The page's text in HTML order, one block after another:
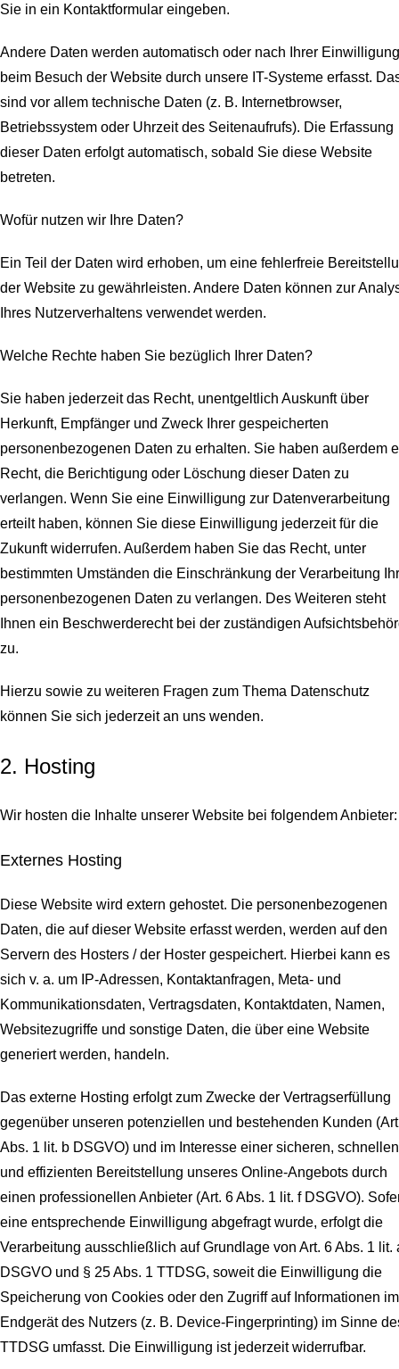
Sie in ein Kontaktformular eingeben.
Andere Daten werden automatisch oder nach Ihrer Einwilligung
beim Besuch der Website durch unsere IT-Systeme erfasst.
sind vor allem technische Daten (z. B. Internetbrowser,
Betriebssystem oder Uhrzeit des Seitenaufrufs). Die Erfassung
dieser Daten erfolgt automatisch, sobald Sie diese Website
betreten.
Wofür nutzen wir Ihre Daten?
Ein Teil der Daten wird erhoben, um eine fehlerfreie
der Website zu gewährleisten. Andere Daten können zur
Ihres Nutzerverhaltens verwendet werden.
Welche Rechte haben Sie bezüglich Ihrer Daten?
Sie haben jederzeit das Recht, unentgeltlich Auskunft über
Herkunft, Empfänger und Zweck Ihrer gespeicherten
personenbezogenen Daten zu erhalten. Sie haben außerdem
Recht, die Berichtigung oder Löschung dieser Daten zu
verlangen. Wenn Sie eine Einwilligung zur Datenverarbeitung
erteilt haben, können Sie diese Einwilligung jederzeit für die
Zukunft widerrufen. Außerdem haben Sie das Recht, unter
bestimmten Umständen die Einschränkung der Verarbeitung
personenbezogenen Daten zu verlangen. Des Weiteren steht
Ihnen ein Beschwerderecht bei der zuständigen
zu.
Hierzu sowie zu weiteren Fragen zum Thema Datenschutz
können Sie sich jederzeit an uns wenden.
2. Hosting
Wir hosten die Inhalte unserer Website bei folgendem Anbieter:
Externes Hosting
Diese Website wird extern gehostet. Die personenbezogenen
Daten, die auf dieser Website erfasst werden, werden auf den
Servern des Hosters / der Hoster gespeichert. Hierbei kann es
sich v. a. um IP-Adressen, Kontaktanfragen, Meta- und
Kommunikationsdaten, Vertragsdaten, Kontaktdaten, Namen,
Websitezugriffe und sonstige Daten, die über eine Website
generiert werden, handeln.
Das externe Hosting erfolgt zum Zwecke der Vertragserfüllung
gegenüber unseren potenziellen und bestehenden Kunden
Abs. 1 lit. b DSGVO) und im Interesse einer sicheren, schnellen
und effizienten Bereitstellung unseres Online-Angebots durch
einen professionellen Anbieter (Art. 6 Abs. 1 lit. f DSGVO).
eine entsprechende Einwilligung abgefragt wurde, erfolgt die
Verarbeitung ausschließlich auf Grundlage von Art. 6 Abs. 1 lit.
DSGVO und § 25 Abs. 1 TTDSG, soweit die Einwilligung die
Speicherung von Cookies oder den Zugriff auf Informationen im
Endgerät des Nutzers (z. B. Device-Fingerprinting) im Sinne
TTDSG umfasst. Die Einwilligung ist jederzeit widerrufbar.